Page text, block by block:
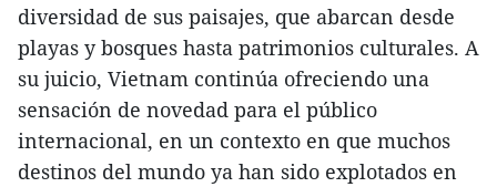
diversidad de sus paisajes, que abarcan desde
playas y bosques hasta patrimonios culturales. A
su juicio, Vietnam continúa ofreciendo una
sensación de novedad para el público
internacional, en un contexto en que muchos
destinos del mundo ya han sido explotados en